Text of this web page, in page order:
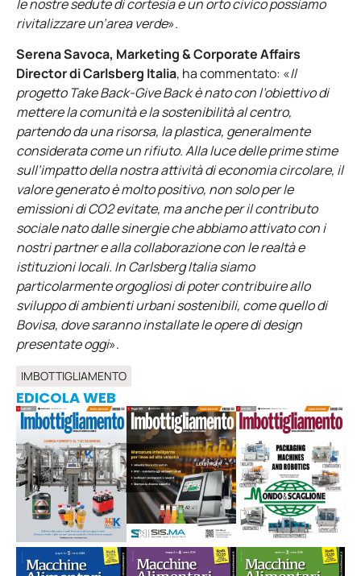
le nostre sedute di cortesia e un orto civico possiamo
rivitalizzare un’area verde».
Serena Savoca, Marketing & Corporate Affairs
Director di Carlsberg Italia, ha commentato: «Il
progetto Take Back-Give Back è nato con l’obiettivo di
mettere la comunità e la sostenibilità al centro,
partendo da una risorsa, la plastica, generalmente
considerata come un rifiuto. Alla luce delle prime stime
sull’impatto della nostra attività di economia circolare, il
valore generato è molto positivo, non solo per le
emissioni di CO2 evitate, ma anche per il contributo
sociale nato dalle sinergie che abbiamo attivato con i
nostri partner e alla collaborazione con le realtà e
istituzioni locali. In Carlsberg Italia siamo
particolarmente orgogliosi di poter contribuire allo
sviluppo di ambienti urbani sostenibili, come quello di
Bovisa, dove saranno installate le opere di design
presentate oggi».
IMBOTTIGLIAMENTO
EDICOLA WEB